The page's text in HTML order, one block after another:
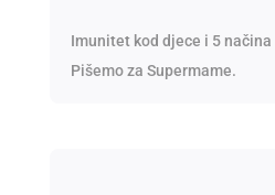
Imunitet kod djece i 5
Pišemo za Supermame.